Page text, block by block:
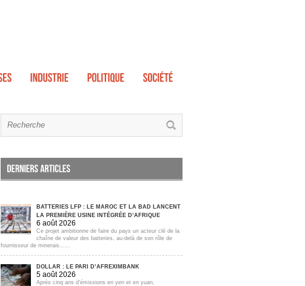
BATTERIES LFP : LE MAROC ET LA BAD LANCENT
LA PREMIÈRE USINE INTÉGRÉE D’AFRIQUE
6 août 2026
Ce projet ambitionne de faire du pays un acteur clé de la
chaîne de valeur des batteries, au-delà de son rôle de
fournisseur de minerais......
DOLLAR : LE PARI D’AFREXIMBANK
5 août 2026
Après cinq ans d'émissions en yen et en yuan,